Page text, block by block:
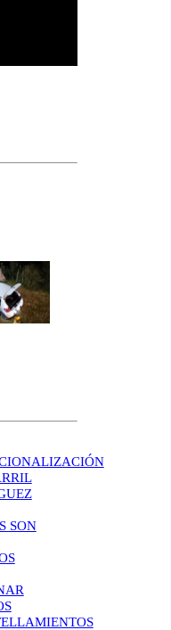
SON